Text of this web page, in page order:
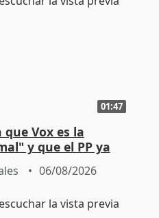
01:47
Vox es la
y que el PP ya
tesis
06/08/2026